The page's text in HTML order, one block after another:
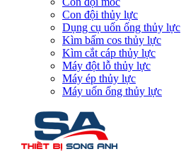
Con đội thủy lực
Dụng cụ uốn ống thủy lực
Kìm bấm cos thủy lực
Kìm cắt cáp thủy lực
Máy đột lỗ thủy lực
Máy ép thủy lực
Máy uốn ống thủy lực